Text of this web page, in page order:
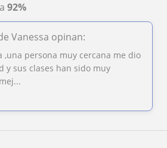
92%
Vanessa opinan:
,una persona muy cercana me dio
y sus clases han sido muy